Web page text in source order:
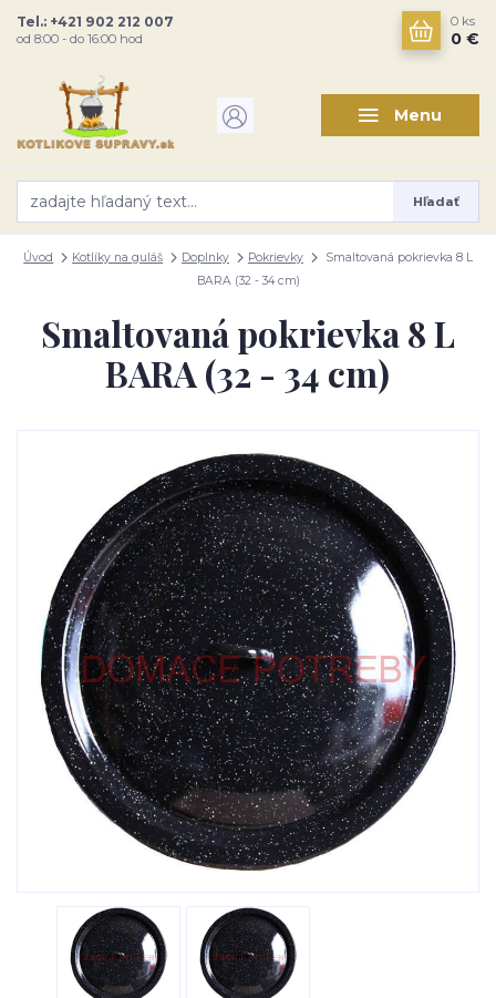
Menu
Hľadať
Tel.: +421 902 212 007
od 8:00 - do 16:00 hod
0 ks
0 €
Úvod Kotlíky na guláš Doplnky Pokrievky
Smaltovaná pokrievka 8 L
BARA (32 - 34 cm)
Smaltovaná pokrievka 8 L
BARA (32 - 34 cm)